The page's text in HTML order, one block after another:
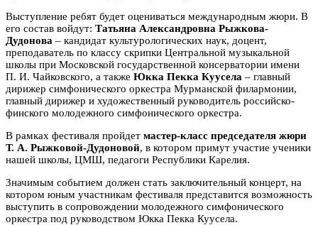
Выступление ребят будет оцениваться международным жюри. В
его состав войдут: Татьяна Александровна Рыжкова-
Дудонова – кандидат культурологических наук, доцент,
преподаватель по классу скрипки Центральной музыкальной
школы при Московской государственной консерватории имени
П. И. Чайковского, а также Юкка Пекка Куусела – главный
дирижер симфонического оркестра Мурманской филармонии,
главный дирижер и художественный руководитель российско-
финского молодежного симфонического оркестра.
В рамках фестиваля пройдет мастер-класс председателя жюри
Т. А. Рыжковой-Дудоновой, в котором примут участие ученики
нашей школы, ЦМШ, педагоги Республики Карелия.
Значимым событием должен стать заключительный концерт, на
котором юным участникам фестиваля представится возможность
выступить в сопровождении молодежного симфонического
оркестра под руководством Юкка Пекка Куусела.